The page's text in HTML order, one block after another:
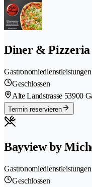
Diner & Pizzeria
Geschlossen
Alte Landstrasse 53900
Termin reservieren
Bayview by
Gastronomiedienstleistungen
Geschlossen